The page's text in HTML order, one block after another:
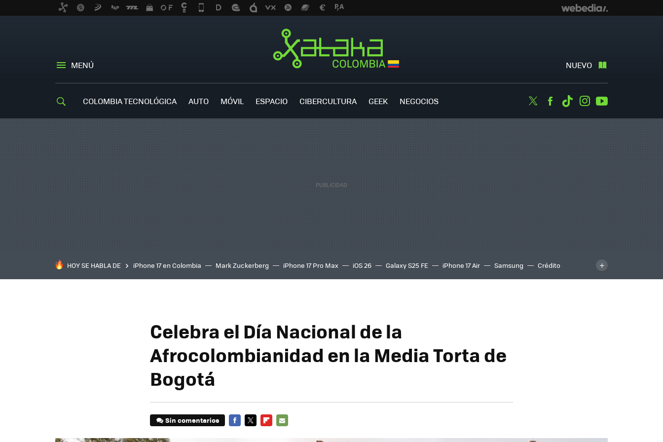
MENÚ NUEVO
COLOMBIA TECNOLÓGICA AUTO MÓVIL ESPACIO CIBERCULTURA GEEK NEGOCIOS TwitterFacebook
TiktokInstagram
HOY SE HABLA DE iPhone 17 en Colombia Mark Zuckerberg iPhone 17 Pro Max iOS 26 Galaxy S25 FE iPhone 17 Air Samsung
Crédito
inteligente
IA TCL C8K
Celebra el Día Nacional de la
Afrocolombianidad en la Media Torta de
Bogotá
Sin comentarios